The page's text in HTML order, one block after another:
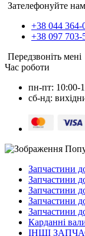
Зателефонуйте
+38 044 364-
+38 097 703-
Передзвоніть мені
Час роботи
пн-пт: 10:00-
сб-нд:
Запчастини
Запчастини
Запчастини
Запчастини
Запчастини
Карданні
ІНШІ